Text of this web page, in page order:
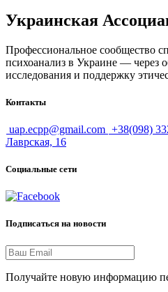
Украинская
Профессиональное сообщество
психоанализ в Украине — через
исследования и поддержку
Контакты
uap.ecpp@gmail.com +38(098)
Лаврская, 16
Социальные сети
Подписаться на новости
Получайте новую информацию